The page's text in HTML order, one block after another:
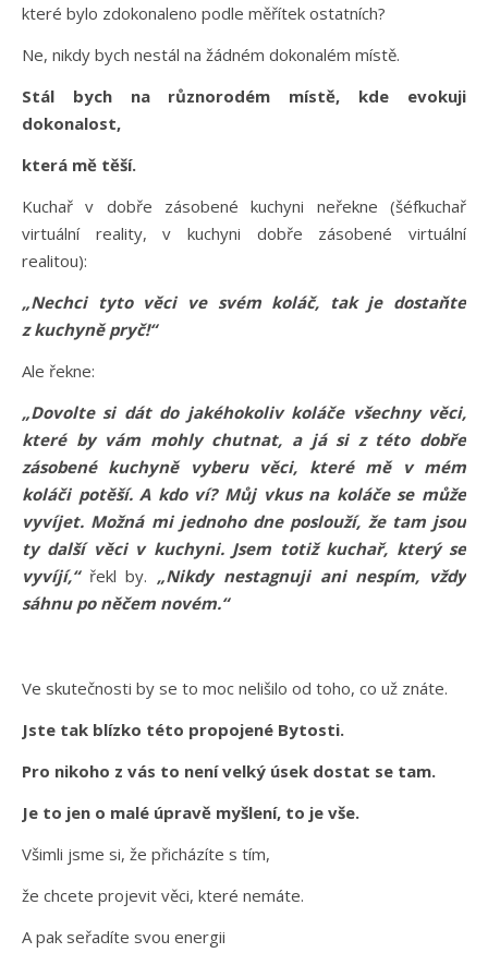
které bylo zdokonaleno podle měřítek ostatních?
Ne, nikdy bych nestál na žádném dokonalém místě.
Stál bych na různorodém místě, kde evokuji
dokonalost,
která mě těší.
Kuchař v dobře zásobené kuchyni neřekne (šéfkuchař
virtuální reality, v kuchyni dobře zásobené virtuální
realitou):
„Nechci tyto věci ve svém koláč, tak je dostaňte
z kuchyně pryč!“
Ale řekne:
„Dovolte si dát do jakéhokoliv koláče všechny věci,
které by vám mohly chutnat, a já si z této dobře
zásobené kuchyně vyberu věci, které mě v mém
koláči potěší. A kdo ví? Můj vkus na koláče se může
vyvíjet. Možná mi jednoho dne poslouží, že tam jsou
ty další věci v kuchyni. Jsem totiž kuchař, který se
vyvíjí,“ řekl by. „Nikdy nestagnuji ani nespím, vždy
sáhnu po něčem novém.“
Ve skutečnosti by se to moc nelišilo od toho, co už znáte.
Jste tak blízko této propojené Bytosti.
Pro nikoho z vás to není velký úsek dostat se tam.
Je to jen o malé úpravě myšlení, to je vše.
Všimli jsme si, že přicházíte s tím,
že chcete projevit věci, které nemáte.
A pak seřadíte svou energii